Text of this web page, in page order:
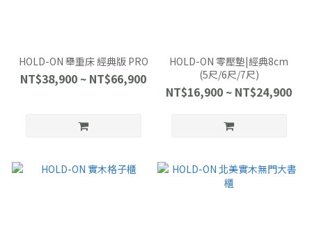
HOLD-ON 舉重床 經典版 PRO
NT$38,900 ~ NT$66,900
HOLD-ON 零壓墊|經典8cm
(5尺/6尺/7尺)
NT$16,900 ~ NT$24,900